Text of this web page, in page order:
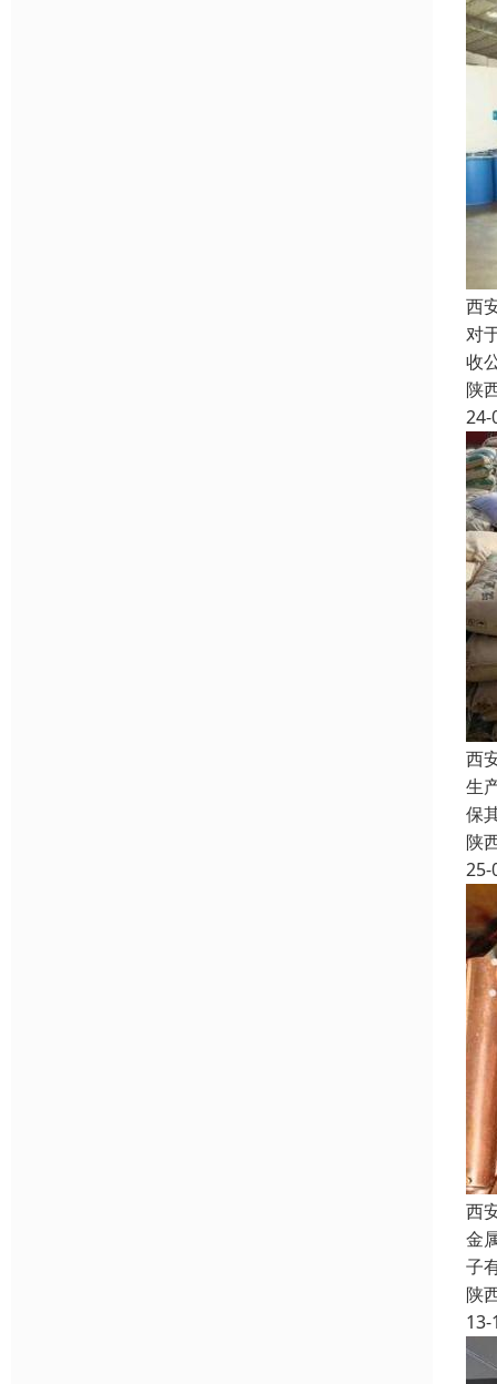
西
对
收
陕
24-
西
生
保
陕
25-
西
金
子
陕
13-